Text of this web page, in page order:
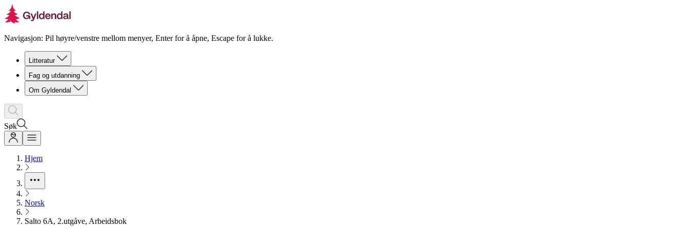
Navigasjon: Pil høyre/venstre mellom menyer, Enter for å åpne, Escape for å lukke.
Litteratur
Fag og utdanning
Om Gyldendal
Søk
Hjem
Norsk
Salto 6A, 2.utgåve, Arbeidsbok